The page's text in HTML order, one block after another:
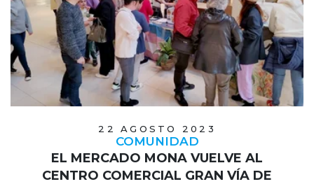
22 AGOSTO 2023
COMUNIDAD
EL MERCADO MONA VUELVE AL
CENTRO COMERCIAL GRAN VÍA DE